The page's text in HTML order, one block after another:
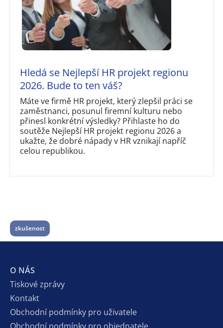
Hledá se Nejlepší HR projekt regionu
2026. Bude to ten váš?
Máte ve firmě HR projekt, který zlepšil práci se
zaměstnanci, posunul firemní kulturu nebo
přinesl konkrétní výsledky? Přihlaste ho do
soutěže Nejlepší HR projekt regionu 2026 a
ukažte, že dobré nápady v HR vznikají napříč
celou republikou.
zkušenost
O NÁS
Tiskové zprávy
Kontakt
Obchodní podmínky pro uživatele